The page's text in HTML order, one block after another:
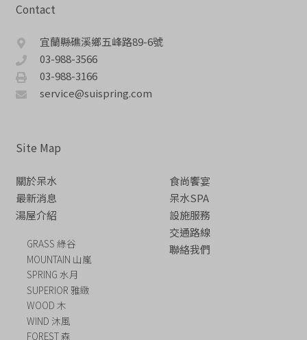
Contact
宜蘭縣礁溪鄉五峰路89-6號
03-988-3566
03-988-3166
service@suispring.com
Site Map
關於呆水
最新消息
湯屋介紹
GRASS 綠谷
MOUNTAIN 山嵐
SPRING 水月
SUPERIOR 雅緻
WOOD 木
WIND 沐風
FOREST 森
食尚饗宴
呆水SPA
設施服務
交通路線
聯絡我們